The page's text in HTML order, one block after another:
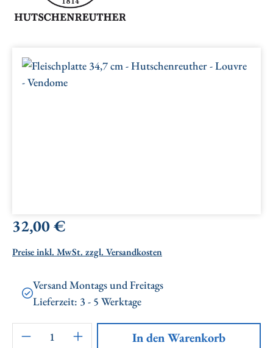
Bildergalerie überspringen
Regulärer Preis:
32,00 €
Preise inkl. MwSt. zzgl. Versandkosten
Versand Montags und Freitags
Lieferzeit: 3 - 5 Werktage
Artikel Anzahl: Gib den gewünschten
In den Warenkorb